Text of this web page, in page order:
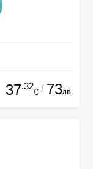
37.32
€ / 73лв.